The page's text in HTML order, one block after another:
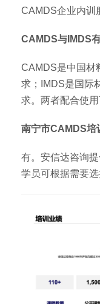
CAMDS企业内训
CAMDS与IMDS
CAMDS是中国材
求；IMDS是国际
求。两者配合使
南宁市CAMDS培
有。安信达咨询
学员可根据需要